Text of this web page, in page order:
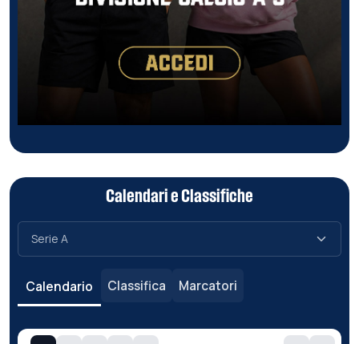
Calendari e Classifiche
Calendario Classifica Marcatori